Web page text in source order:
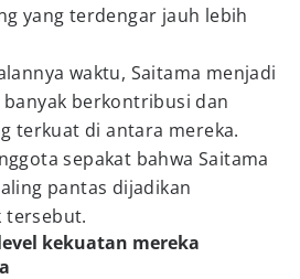
yang terdengar jauh lebih
waktu, Saitama menjadi
berkontribusi dan
terkuat di antara mereka.
sepakat bahwa Saitama
pantas dijadikan
tersebut.
kekuatan mereka